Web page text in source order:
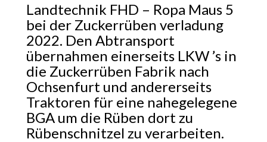
Landtechnik FHD – Ropa Maus 5
bei der Zuckerrüben verladung
2022. Den Abtransport
übernahmen einerseits LKW ’s in
die Zuckerrüben Fabrik nach
Ochsenfurt und andererseits
Traktoren für eine nahegelegene
BGA um die Rüben dort zu
Rübenschnitzel zu verarbeiten.